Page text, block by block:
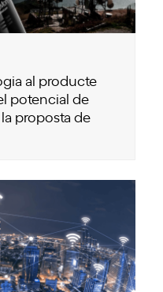
al producte
potencial de
proposta de